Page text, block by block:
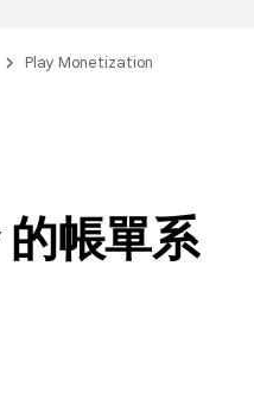
Play Monetization
帳單系